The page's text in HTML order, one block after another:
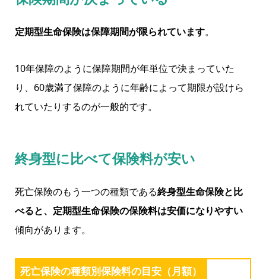
定期型生命保険は保障期間が限られています。
10年保障のように保障期間が年単位で決まっていた
り、60歳満了保障のように年齢によって期限が設けら
れていたりするのが一般的です。
終身型に比べて保険料が安い
死亡保険のもう一つの種類である終身型生命保険と比
べると、定期型生命保険の保険料は安価になりやすい
傾向があります。
死亡保険の種類別保険料の目安（月額）